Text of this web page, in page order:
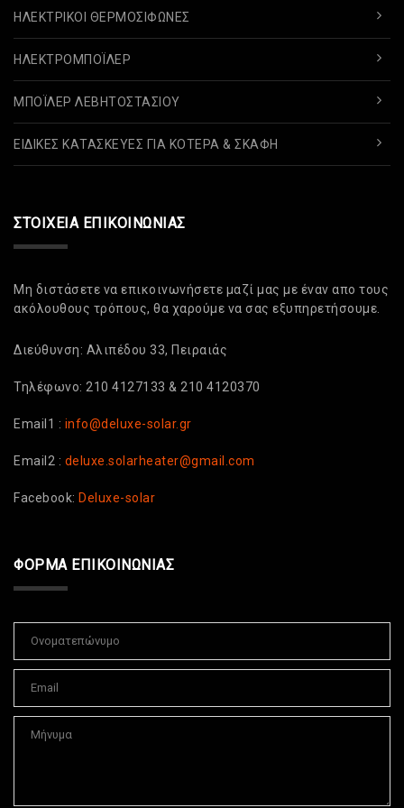
ΗΛΕΚΤΡΙΚΟΊ ΘΕΡΜΟΣΊΦΩΝΕΣ
ΗΛΕΚΤΡΟΜΠΌΪΛΕΡ
ΜΠΌΪΛΕΡ ΛΕΒΗΤΟΣΤΑΣΊΟΥ
ΕΙΔΙΚΈΣ ΚΑΤΑΣΚΕΥΈΣ ΓΙΑ ΚΌΤΕΡΑ & ΣΚΆΦΗ
ΣΤΟΙΧΕΊΑ ΕΠΙΚΟΙΝΩΝΊΑΣ
Μη διστάσετε να επικοινωνήσετε μαζί μας με έναν απο τους
ακόλουθους τρόπους, θα χαρούμε να σας εξυπηρετήσουμε.
Διεύθυνση: Αλιπέδου 33, Πειραιάς
Τηλέφωνο: 210 4127133 & 210 4120370
Email1 : info@deluxe-solar.gr
Email2 : deluxe.solarheater@gmail.com
Facebook: Deluxe-solar
ΦΌΡΜΑ ΕΠΙΚΟΙΝΩΝΊΑΣ